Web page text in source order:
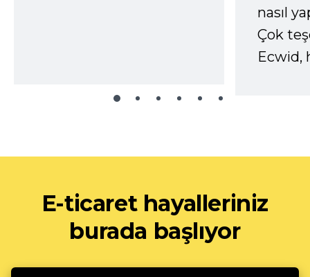
nasıl
Çok
Ecwid,
E-ticaret hayalleriniz
burada başlıyor